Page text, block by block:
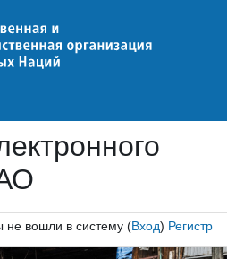
не вошли в систему (Вход) Регистр